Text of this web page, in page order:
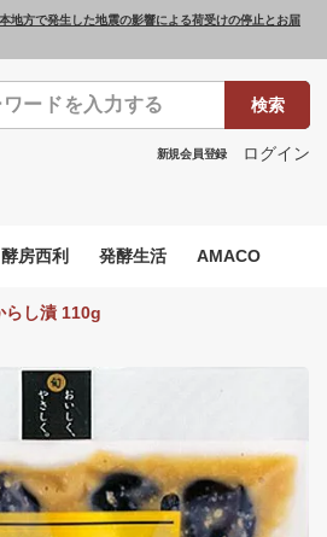
地方で発生した地震の影響による荷受けの停止とお届
検索
新規会員登録 ログイン
酵房西利 発酵生活 AMACO
らし漬 110g